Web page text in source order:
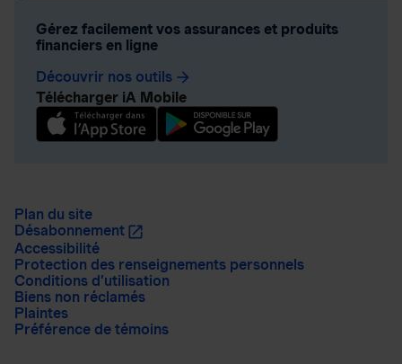
Gérez facilement vos assurances et produits
financiers en ligne
Découvrir nos outils arrow_forward
Télécharger iA Mobile
Plan du site
Désabonnement
Accessibilité
Protection des renseignements personnels
Conditions d’utilisation
Biens non réclamés
Plaintes
Préférence de témoins